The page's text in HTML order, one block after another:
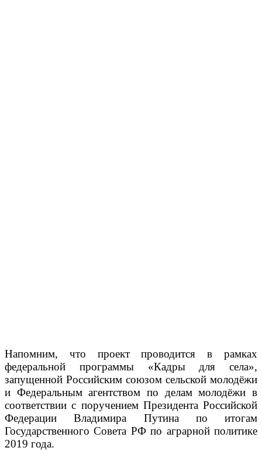
Напомним, что проект проводится в рамках
федеральной программы «Кадры для села»,
запущенной Российским союзом сельской молодёжи
и Федеральным агентством по делам молодёжи в
соответствии с поручением Президента Российской
Федерации Владимира Путина по итогам
Государственного Совета РФ по аграрной политике
2019 года.